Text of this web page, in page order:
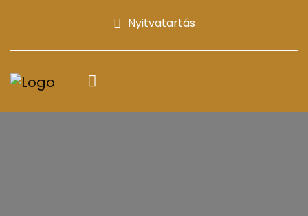
Nyitvatartás